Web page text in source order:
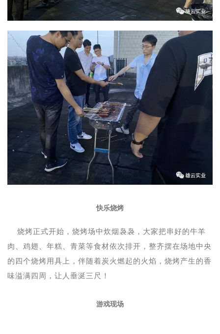
快乐烧烤
烧烤正式开始，烧烤场中炊烟袅袅，大家把串好的牛羊
肉、鸡翅、年糕、青菜等食材依次排开，整齐摆在场地中央
的四个烧烤用具上，伴随着炭火燃起的火焰，烧烤产生的香
味溢满四周，让人垂涎三尺！
游戏现场